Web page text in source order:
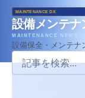
MAINTENANCE DX
設備メンテナ
MAINTENANCE NEWS
設備保全・メンテナ